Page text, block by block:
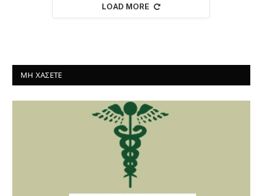
LOAD MORE
ΜΗ ΧΑΣΕΤΕ